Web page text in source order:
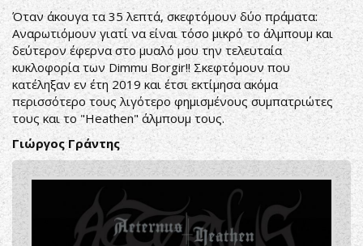
Όταν άκουγα τα 35 λεπτά, σκεφτόμουν δύο πράματα:
Αναρωτιόμουν γιατί να είναι τόσο μικρό το άλμπουμ και
δεύτερον έφερνα στο μυαλό μου την τελευταία
κυκλοφορία των Dimmu Borgir!! Σκεφτόμουν που
κατέληξαν εν έτη 2019 και έτσι εκτίμησα ακόμα
περισσότερο τους λιγότερο φημισμένους συμπατριώτες
τους και το "Heathen" άλμπουμ τους.
Γιώργος Γράντης